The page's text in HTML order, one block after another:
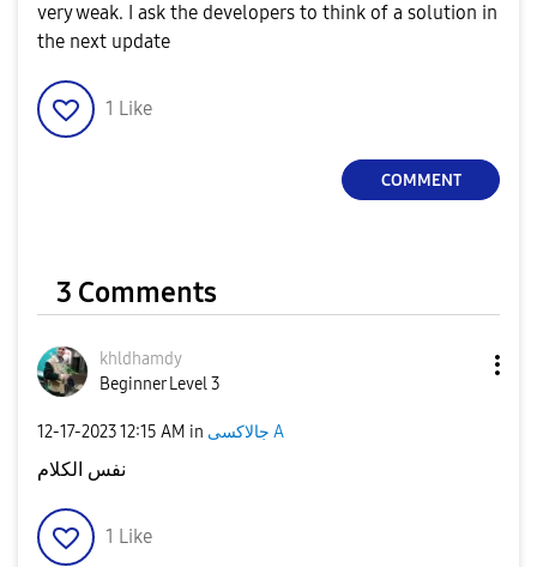
very weak. I ask the developers to think of a solution in
the next update
1 Like
COMMENT
3 Comments
khldhamdy
Beginner Level 3
‎12-17-202312:15 AM in جالاكسى A
نفس الكلام
1 Like